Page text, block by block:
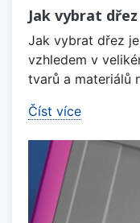
Jak vybrat
Jak vybrat dřez
vzhledem v
tvarů a materiálů
Číst více